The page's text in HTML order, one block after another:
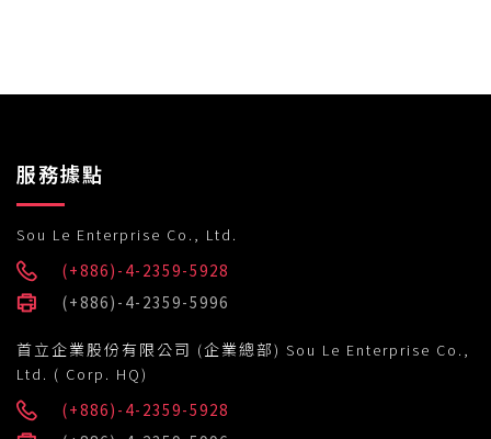
服務據點
Sou Le Enterprise Co., Ltd.
(+886)-4-2359-5928
(+886)-4-2359-5996
首立企業股份有限公司 (企業總部) Sou Le Enterprise Co.,
Ltd. ( Corp. HQ)
(+886)-4-2359-5928